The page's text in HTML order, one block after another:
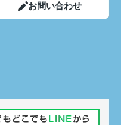
お問い合わせ